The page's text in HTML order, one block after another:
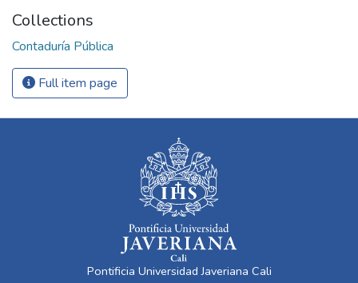
Collections
Contaduría Pública
Full item page
Pontificia Universidad Javeriana Cali